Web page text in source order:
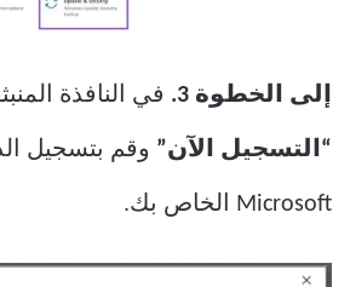
إلى الخطوة 3. في النافذة
“التسجيل الآن” وقم بتسجيل
Microsoft الخاص بك.